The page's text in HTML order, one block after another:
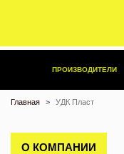
ПРОИЗВОДИТЕЛИ
Главная УДК Пласт
О КОМПАНИИ